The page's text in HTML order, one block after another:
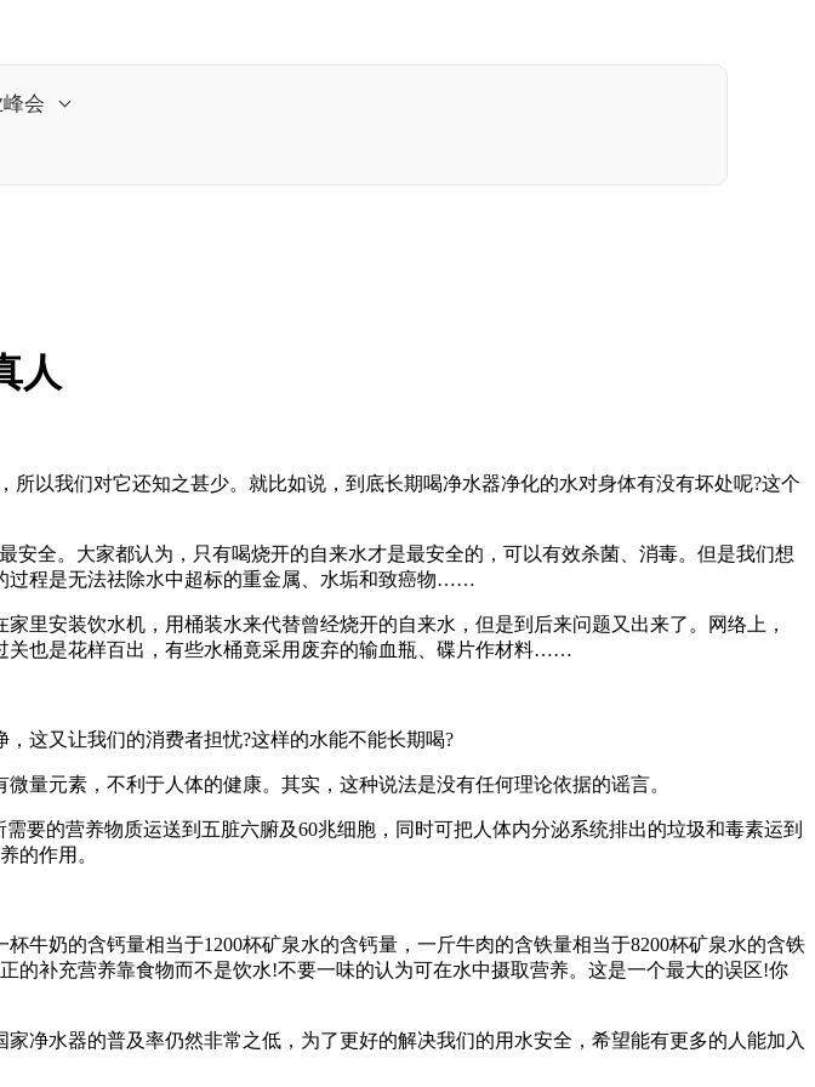
会
人
以我们对它还知之甚少。就比如说，到底长期喝净水器净化的水对身体有没有坏处呢?这个
全。大家都认为，只有喝烧开的自来水才是最安全的，可以有效杀菌、消毒。但是我们想
过程是无法祛除水中超标的重金属、水垢和致癌物……
安装饮水机，用桶装水来代替曾经烧开的自来水，但是到后来问题又出来了。网络上，
关也是花样百出，有些水桶竟采用废弃的输血瓶、碟片作材料……
这又让我们的消费者担忧?这样的水能不能长期喝?
元素，不利于人体的健康。其实，这种说法是没有任何理论依据的谣言。
的营养物质运送到五脏六腑及60兆细胞，同时可把人体内分泌系统排出的垃圾和毒素运到
的作用。
奶的含钙量相当于1200杯矿泉水的含钙量，一斤牛肉的含铁量相当于8200杯矿泉水的含铁
补充营养靠食物而不是饮水!不要一味的认为可在水中摄取营养。这是一个最大的误区!你
水器的普及率仍然非常之低，为了更好的解决我们的用水安全，希望能有更多的人能加入